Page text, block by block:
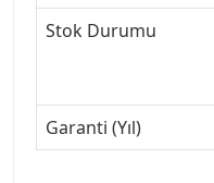
Stok Durumu
Garanti (Yıl)